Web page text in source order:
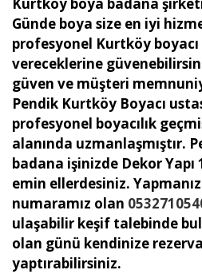
Kurtköy boya badana
Günde boya size en iyi
profesyonel Kurtköy
vereceklerine
güven ve müşteri
Pendik Kurtköy Boyacı
profesyonel boyacılık
alanında uzmanlaşmıştır.
badana işinizde Dekor
emin ellerdesiniz.
numaramız olan
ulaşabilir keşif talebinde
olan günü kendinize
yaptırabilirsiniz.